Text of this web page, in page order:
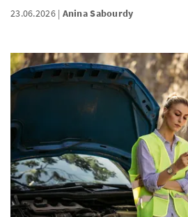
23.06.2026 Anina Sabourdy